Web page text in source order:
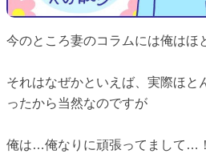
今のところ妻のコラムには俺はほ
それはなぜかといえば、実際ほと
ったから当然なのですが
俺は…俺なりに頑張ってまして…